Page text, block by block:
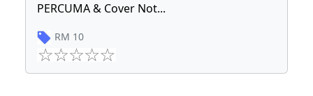
PERCUMA & Cover Not...
RM 10